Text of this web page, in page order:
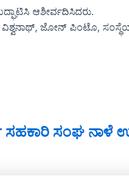
ಆಶೀರ್ವದಿಸಿದರು.
ಜೋನ್ ಪಿಂಟೊ,
ಸಹಕಾರಿ ಸಂಘ ನಾಳೆ